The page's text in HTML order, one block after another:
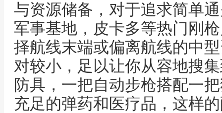
与资源储备，对于追求简单
军事基地，皮卡多等热门刚
择航线末端或偏离航线的中
对较小，足以让你从容地搜
防具，一把自动步枪搭配一
充足的弹药和医疗品，这样